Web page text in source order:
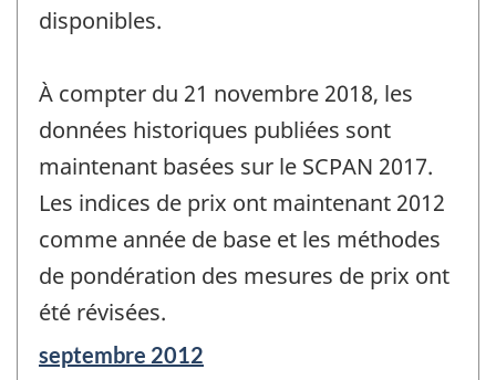
disponibles.
À compter du 21 novembre 2018, les
données historiques publiées sont
maintenant basées sur le SCPAN 2017.
Les indices de prix ont maintenant 2012
comme année de base et les méthodes
de pondération des mesures de prix ont
été révisées.
Période
septembre 2012